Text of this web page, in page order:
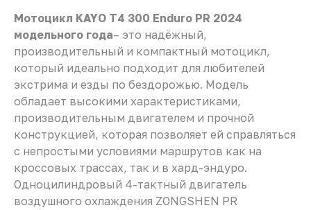
Мотоцикл KAYO T4 300 Enduro PR 2024
модельного года– это надёжный,
производительный и компактный мотоцикл,
который идеально подходит для любителей
экстрима и езды по бездорожью. Модель
обладает высокими характеристиками,
производительным двигателем и прочной
конструкцией, которая позволяет ей справляться
с непростыми условиями маршрутов как на
кроссовых трассах, так и в хард-эндуро.
Одноцилиндровый 4-тактный двигатель
воздушного охлаждения ZONGSHEN PR